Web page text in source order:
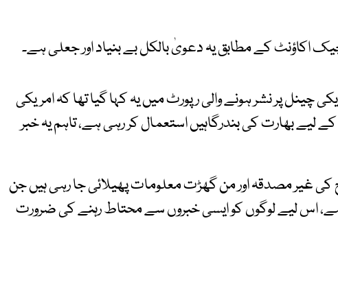
اکاؤنٹ کے مطابق یہ دعویٰ بالکل بے بنیاد اور جعلی ہے۔
چینل پر نشر ہونے والی رپورٹ میں یہ کہا گیا تھا کہ امریکی
کے لیے بھارت کی بندرگاہیں استعمال کر رہی ہے، تاہم یہ خبر
غیر مصدقہ اور من گھڑت معلومات پھیلائی جا رہی ہیں جن
اس لیے لوگوں کو ایسی خبروں سے محتاط رہنے کی ضرورت